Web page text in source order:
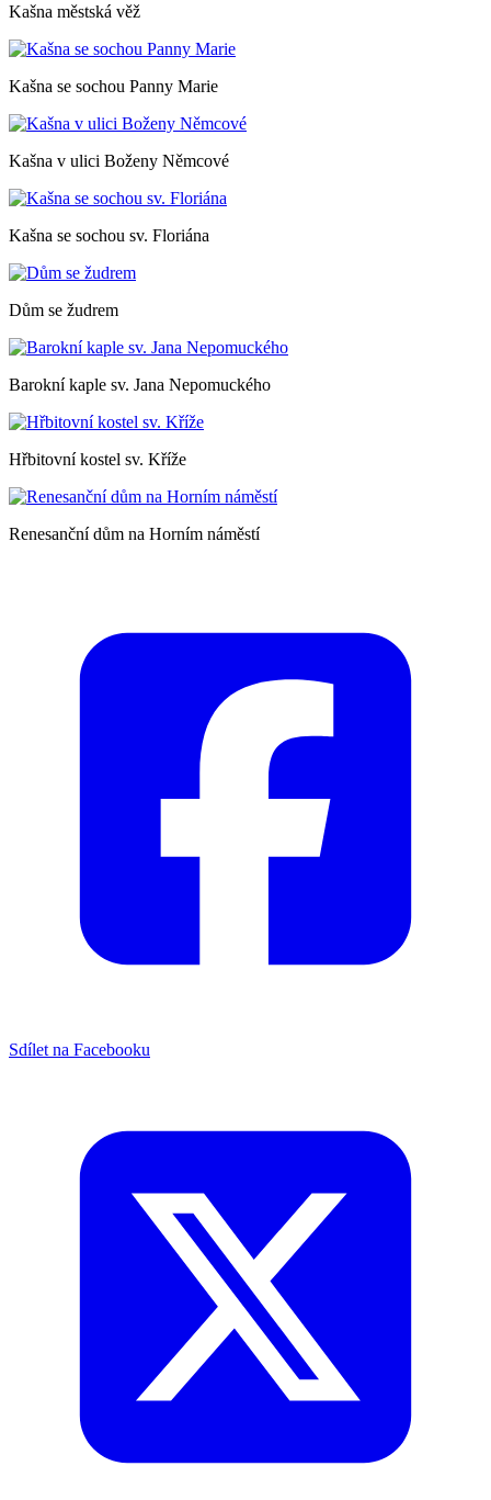
Kašna městská věž
Kašna se sochou Panny Marie
Kašna v ulici Boženy Němcové
Kašna se sochou sv. Floriána
Dům se žudrem
Barokní kaple sv. Jana Nepomuckého
Hřbitovní kostel sv. Kříže
Renesanční dům na Horním náměstí
Sdílet na Facebooku